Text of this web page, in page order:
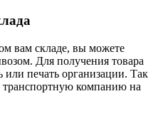
вам складе, вы можете
Для получения товара
или печать организации. Так
компанию на